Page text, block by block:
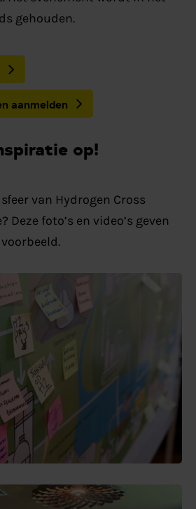
gehouden.
aanmelden
op!
van Hydrogen Cross
Deze foto’s en video’s geven